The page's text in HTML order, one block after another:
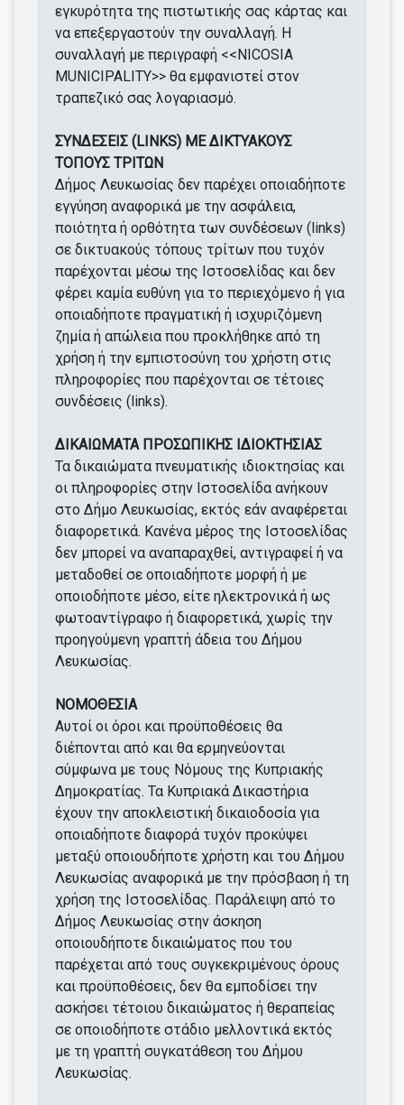
εγκυρότητα της πιστωτικής σας κάρτας και
να επεξεργαστούν την συναλλαγή. Η
συναλλαγή με περιγραφή <<NICOSIA
MUNICIPALITY>> θα εμφανιστεί στον
τραπεζικό σας λογαριασμό.
ΣΥΝΔΕΣΕΙΣ (LINKS) ΜΕ ΔΙΚΤΥΑΚΟΥΣ
ΤΟΠΟΥΣ ΤΡΙΤΩΝ
Δήμος Λευκωσίας δεν παρέχει οποιαδήποτε
εγγύηση αναφορικά με την ασφάλεια,
ποιότητα ή ορθότητα των συνδέσεων (links)
σε δικτυακούς τόπους τρίτων που τυχόν
παρέχονται μέσω της Ιστοσελίδας και δεν
φέρει καμία ευθύνη για το περιεχόμενο ή για
οποιαδήποτε πραγματική ή ισχυριζόμενη
ζημία ή απώλεια που προκλήθηκε από τη
χρήση ή την εμπιστοσύνη του χρήστη στις
πληροφορίες που παρέχονται σε τέτοιες
συνδέσεις (links).
ΔΙΚΑΙΩΜΑΤΑ ΠΡΟΣΩΠΙΚΗΣ ΙΔΙΟΚΤΗΣΙΑΣ
Τα δικαιώματα πνευματικής ιδιοκτησίας και
οι πληροφορίες στην Ιστοσελίδα ανήκουν
στο Δήμο Λευκωσίας, εκτός εάν αναφέρεται
διαφορετικά. Κανένα μέρος της Ιστοσελίδας
δεν μπορεί να αναπαραχθεί, αντιγραφεί ή να
μεταδοθεί σε οποιαδήποτε μορφή ή με
οποιοδήποτε μέσο, είτε ηλεκτρονικά ή ως
φωτοαντίγραφο ή διαφορετικά, χωρίς την
προηγούμενη γραπτή άδεια του Δήμου
Λευκωσίας.
ΝΟΜΟΘΕΣΙΑ
Αυτοί οι όροι και προϋποθέσεις θα
διέπονται από και θα ερμηνεύονται
σύμφωνα με τους Νόμους της Κυπριακής
Δημοκρατίας. Τα Κυπριακά Δικαστήρια
έχουν την αποκλειστική δικαιοδοσία για
οποιαδήποτε διαφορά τυχόν προκύψει
μεταξύ οποιουδήποτε χρήστη και του Δήμου
Λευκωσίας αναφορικά με την πρόσβαση ή τη
χρήση της Ιστοσελίδας. Παράλειψη από το
Δήμος Λευκωσίας στην άσκηση
οποιουδήποτε δικαιώματος που του
παρέχεται από τους συγκεκριμένους όρους
και προϋποθέσεις, δεν θα εμποδίσει την
ασκήσει τέτοιου δικαιώματος ή θεραπείας
σε οποιοδήποτε στάδιο μελλοντικά εκτός
με τη γραπτή συγκατάθεση του Δήμου
Λευκωσίας.